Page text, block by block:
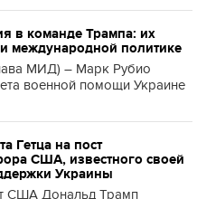
в команде Трампа: их
международной политике
МИД) – Марк Рубио
военной помощи Украине
Гетца на пост
США, известного своей
Украины
США Дональд Трамп